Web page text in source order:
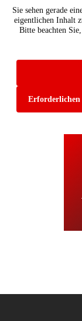
Sie sehen gerade
eigentlichen Inhalt
Bitte beachten
Erforderlichen